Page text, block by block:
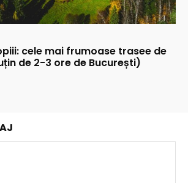
cele mai frumoase trasee de
de 2-3 ore de București)